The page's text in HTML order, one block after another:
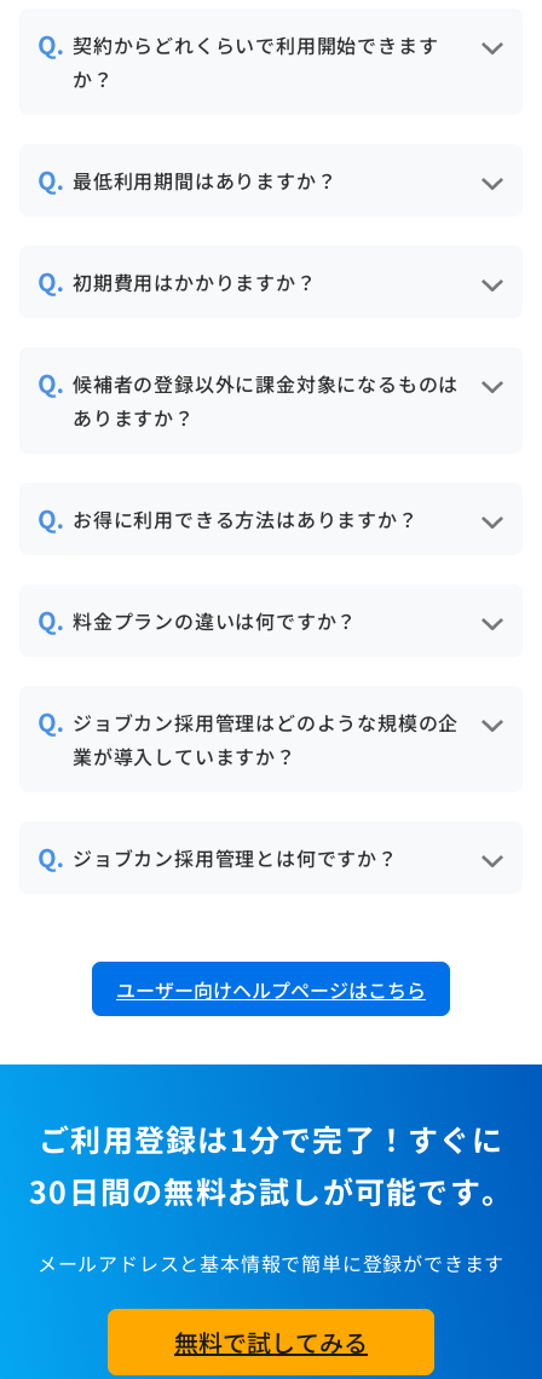
にあたっての社内運用方針を固めていただ
くことで、数時間で設定が完了します。
契約からどれくらいで利用開始できます
か？
最低利用期間はありますか？
動更新されます。
初期費用はかかりますか？
てご利用開始いただけます
候補者の登録以外に課金対象になるものは
ありますか？
よってご請求金額が変動します。
料金表はこちら 。
お得に利用できる方法はありますか？
いただくと、セット割引を適用できます。
料金プランの違いは何ですか？
求人媒体自動連携機能とは、求人媒体から
候補者情報をジョブカンへ自動取り込みす
る機能です。
ジョブカン採用管理はどのような規模の企
業が導入していますか？
名の企業様まで、幅広い採用規模でお使い
いただいています。
ジョブカン採用管理とは何ですか？
化・効率化できるシステムです。
求人媒体、人材紹介会社、自社採用サイト
ユーザー向けヘルプページはこちら
ご利用登録は1分で完了！すぐに
30日間の無料お試しが可能です。
メールアドレスと基本情報で簡単に登録ができます
無料で試してみる